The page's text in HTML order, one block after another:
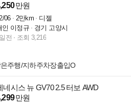
만원
06 2만km
디젤
인 이정규
경기 고양시
전
조회 3,216
주행/지하주차장출입O
네시스 뉴 GV70 2.5 터보 AWD
만원